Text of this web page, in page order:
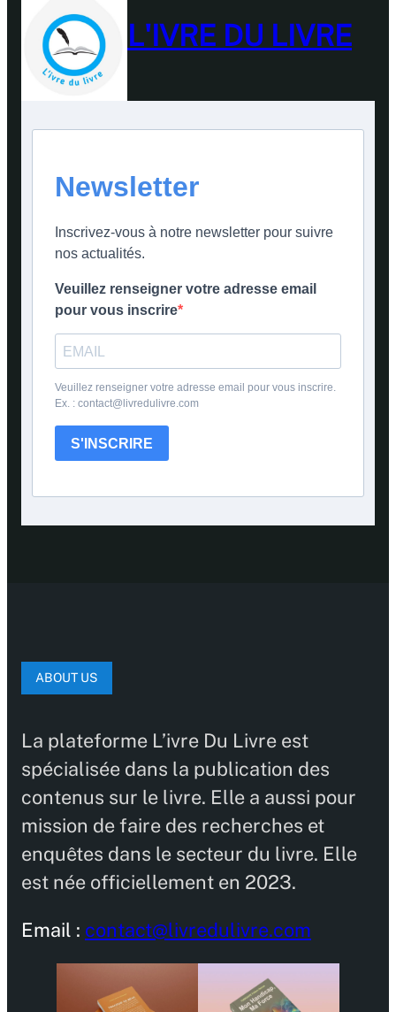
L'IVRE DU LIVRE
Newsletter
Inscrivez-vous à notre newsletter pour suivre
nos actualités.
Veuillez renseigner votre adresse email
pour vous inscrire
Veuillez renseigner votre adresse email pour vous inscrire.
Ex. : contact@livredulivre.com
S'INSCRIRE
ABOUT US
La plateforme L’ivre Du Livre est
spécialisée dans la publication des
contenus sur le livre. Elle a aussi pour
mission de faire des recherches et
enquêtes dans le secteur du livre. Elle
est née officiellement en 2023.
Email : contact@livredulivre.com